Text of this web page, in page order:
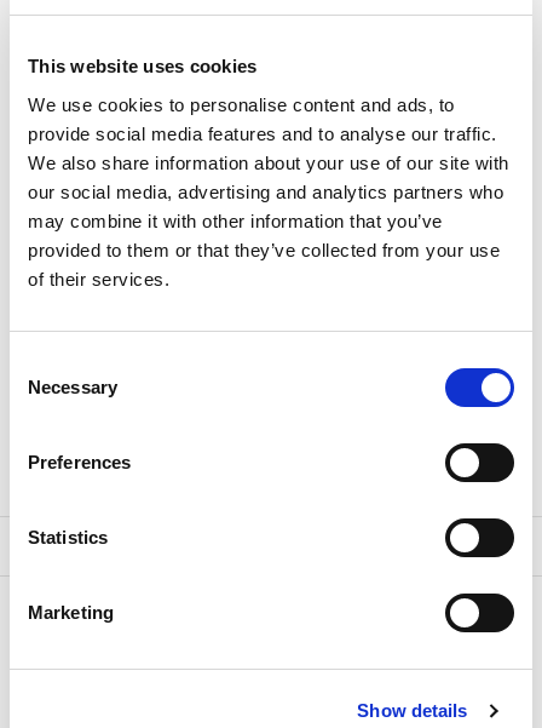
This website uses cookies
We use cookies to personalise content and ads, to
provide social media features and to analyse our traffic.
We also share information about your use of our site with
our social media, advertising and analytics partners who
may combine it with other information that you’ve
provided to them or that they’ve collected from your use
of their services.
Selection
Necessary
Preferences
Statistics
Marketing
Show details
do spotkań i celebracji, z oszałamiającym widokiem
na miasto w pełnym 360 stopniach. Nasze siedem
eleganckich sal konferencyjnych wyposażonych jest w
wysokiej jakości sprzęt audiowizualny, bezpłatne Wi-
Fi oraz profesjonalne usługi cateringowe i
organizację wydarzeń.
Read more +